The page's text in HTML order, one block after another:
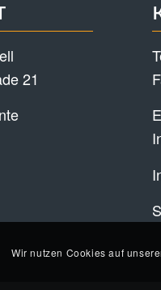
21
Wir nutzen Cookies auf